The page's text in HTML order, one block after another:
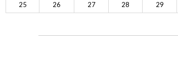
25 26 27 28 29